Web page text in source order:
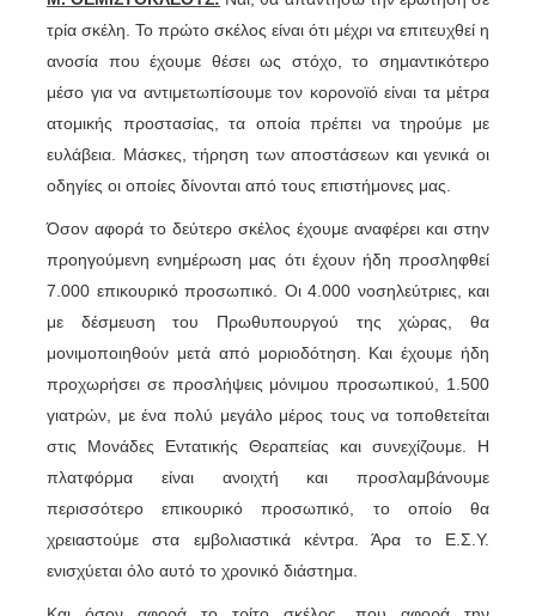
τρία σκέλη. Το πρώτο σκέλος είναι ότι μέχρι να επιτευχθεί η
ανοσία που έχουμε θέσει ως στόχο, το σημαντικότερο
μέσο για να αντιμετωπίσουμε τον κορονοϊό είναι τα μέτρα
ατομικής προστασίας, τα οποία πρέπει να τηρούμε με
ευλάβεια. Μάσκες, τήρηση των αποστάσεων και γενικά οι
οδηγίες οι οποίες δίνονται από τους επιστήμονες μας.
Όσον αφορά το δεύτερο σκέλος έχουμε αναφέρει και στην
προηγούμενη ενημέρωση μας ότι έχουν ήδη προσληφθεί
7.000 επικουρικό προσωπικό. Οι 4.000 νοσηλεύτριες, και
με δέσμευση του Πρωθυπουργού της χώρας, θα
μονιμοποιηθούν μετά από μοριοδότηση. Και έχουμε ήδη
προχωρήσει σε προσλήψεις μόνιμου προσωπικού, 1.500
γιατρών, με ένα πολύ μεγάλο μέρος τους να τοποθετείται
στις Μονάδες Εντατικής Θεραπείας και συνεχίζουμε. Η
πλατφόρμα είναι ανοιχτή και προσλαμβάνουμε
περισσότερο επικουρικό προσωπικό, το οποίο θα
χρειαστούμε στα εμβολιαστικά κέντρα. Άρα το Ε.Σ.Υ.
ενισχύεται όλο αυτό το χρονικό διάστημα.